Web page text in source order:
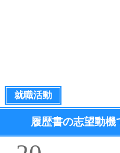
就職活動
履歴書の志望動機